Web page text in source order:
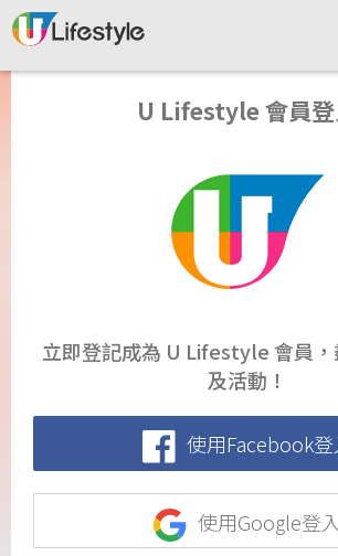
U Lifestyle 會員
立即登記成為 U Lifestyle 會員
及活動！
使用Facebook登
使用Google登入